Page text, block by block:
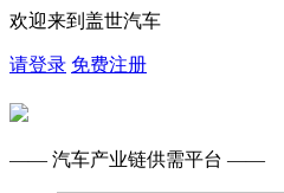
欢迎来到盖世汽车
请登录 免费注册
—— 汽车产业链供需平台 ——